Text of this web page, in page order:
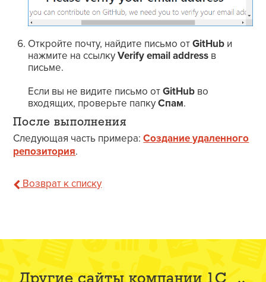
Откройте почту, найдите письмо отGitHub и
нажмите на ссылкуVerify email address в
письме.
Если вы не видите письмо отGitHub во
входящих, проверьте папкуСпам.
После выполнения
Следующая часть примера:Создание удаленного
репозитория.
Возврат к списку
Другие сайты компании 1С